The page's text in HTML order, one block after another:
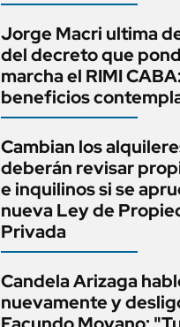
Jorge Macri ultima
del decreto que
marcha el RIMI
beneficios
Cambian los
deberán revisar
e inquilinos si se
nueva Ley de
Privada
Candela Arizaga
nuevamente y